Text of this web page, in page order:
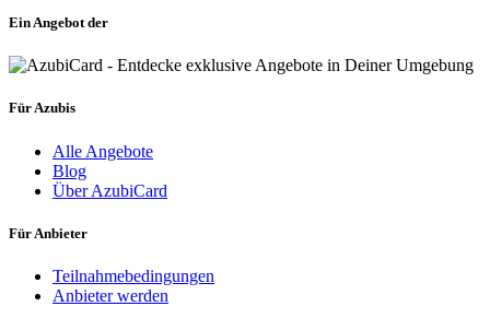
Ein Angebot der
Für Azubis
Alle Angebote
Blog
Über AzubiCard
Für Anbieter
Teilnahmebedingungen
Anbieter werden